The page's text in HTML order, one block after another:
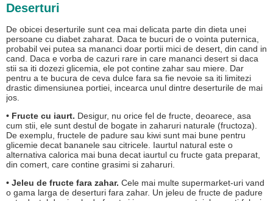
Deserturi
De obicei deserturile sunt cea mai delicata parte din dieta unei
persoane cu diabet zaharat. Daca te bucuri de o vointa puternica,
probabil vei putea sa mananci doar portii mici de desert, din cand in
cand. Daca e vorba de cazuri rare in care mananci desert si daca
stii sa iti dozezi glicemia, ele pot contine zahar sau miere. Dar
pentru a te bucura de ceva dulce fara sa fie nevoie sa iti limitezi
drastic dimensiunea portiei, incearca unul dintre deserturile de mai
jos.
• Fructe cu iaurt. Desigur, nu orice fel de fructe, deoarece, asa
cum stii, ele sunt destul de bogate in zaharuri naturale (fructoza).
De exemplu, fructele de padure sau kiwi sunt mai bune pentru
glicemie decat bananele sau citricele. Iaurtul natural este o
alternativa calorica mai buna decat iaurtul cu fructe gata preparat,
din comert, care contine grasimi si zaharuri.
• Jeleu de fructe fara zahar. Cele mai multe supermarket-uri vand
o gama larga de deserturi fara zahar. Un jeleu de fructe de padure